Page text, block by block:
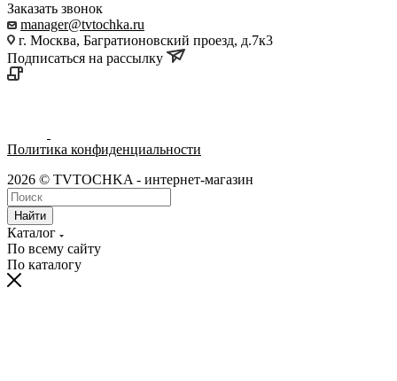
Заказать звонок
manager@tvtochka.ru
г. Москва, Багратионовский проезд, д.7к3
Подписаться на рассылку
Политика конфиденциальности
2026 © TVTOCHKA - интернет-магазин
Найти
Каталог
По всему сайту
По каталогу